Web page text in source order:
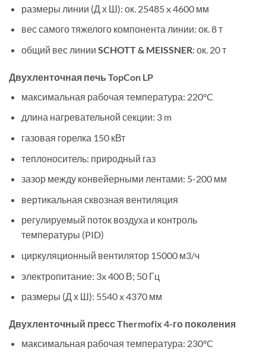
размеры линии (Д х Ш): ок. 25485 x 4600 мм
вес самого тяжелого компонента линии: ок. 8 т
общий вес линии SCHOTT & MEISSNER: ок. 20 т
Двухленточная печь TopCon LP
максимальная рабочая температура: 220°C
длина нагревательной секции: 3 m
газовая горелка 150 кВт
теплоноситель: природный газ
зазор между конвейерными лентами: 5-200 мм
вертикальная сквозная вентиляция
регулируемый поток воздуха и контроль
температуры (PID)
циркуляционный вентилятор 15000 м3/ч
электропитание: 3x 400 В; 50 Гц
размеры (Д х Ш): 5540 x 4370 мм
Двухленточный пресс Thermofix 4-го поколения
максимальная рабочая температура: 230°C